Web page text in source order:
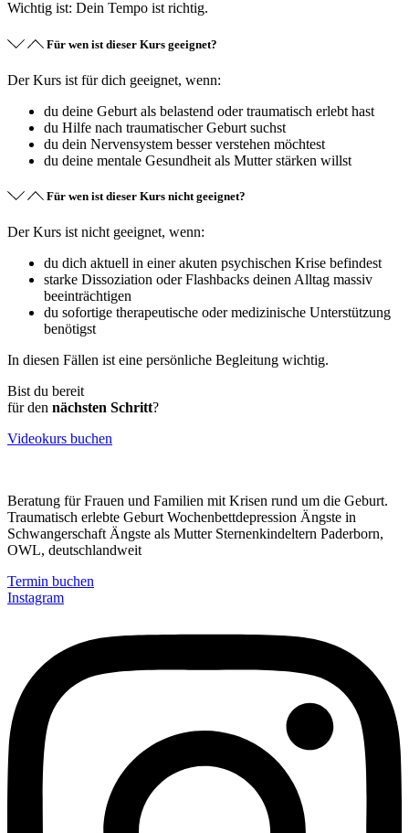
Wichtig ist: Dein Tempo ist richtig.
Für wen ist dieser Kurs geeignet?
Der Kurs ist für dich geeignet, wenn:
du deine Geburt als belastend oder traumatisch erlebt hast
du Hilfe nach traumatischer Geburt suchst
du dein Nervensystem besser verstehen möchtest
du deine mentale Gesundheit als Mutter stärken willst
Für wen ist dieser Kurs nicht geeignet?
Der Kurs ist nicht geeignet, wenn:
du dich aktuell in einer akuten psychischen Krise befindest
starke Dissoziation oder Flashbacks deinen Alltag massiv
beeinträchtigen
du sofortige therapeutische oder medizinische Unterstützung
benötigst
In diesen Fällen ist eine persönliche Begleitung wichtig.
Bist du bereit
für den nächsten Schritt?
Videokurs buchen
Beratung für Frauen und Familien mit Krisen rund um die Geburt.
Traumatisch erlebte Geburt Wochenbettdepression Ängste in
Schwangerschaft Ängste als Mutter Sternenkindeltern Paderborn,
OWL, deutschlandweit
Termin buchen
Instagram